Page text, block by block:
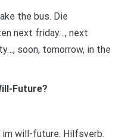
the bus. Die
next friday…, next
soon, tomorrow, in the
Future?
im will-future. Hilfsverb.